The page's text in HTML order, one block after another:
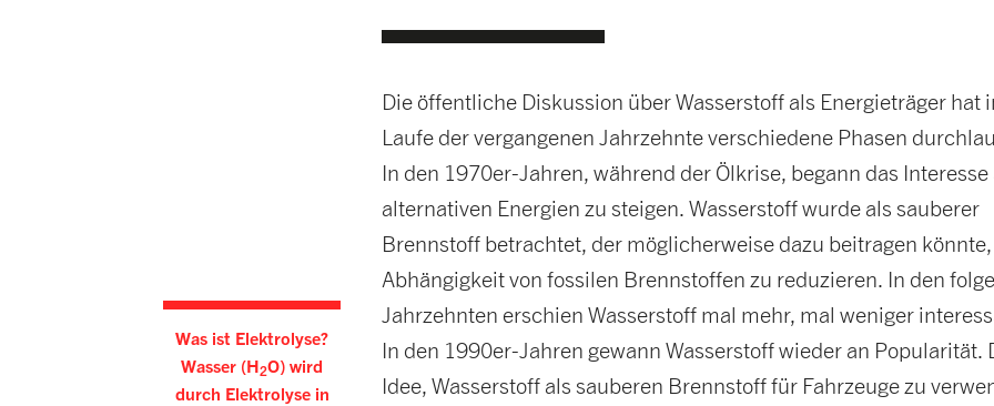
Was ist Elektrolyse?
Wasser (H2O) wird
durch Elektrolyse in
Die öffentliche Diskussion über Wasserstoff als Energieträger hat
Laufe der vergangenen Jahrzehnte verschiedene Phasen
In den 1970er-Jahren, während der Ölkrise, begann das Interesse
alternativen Energien zu steigen. Wasserstoff wurde als sauberer
Brennstoff betrachtet, der möglicherweise dazu beitragen
Abhängigkeit von fossilen Brennstoffen zu reduzieren. In den
Jahrzehnten erschien Wasserstoff mal mehr, mal weniger
In den 1990er-Jahren gewann Wasserstoff wieder an Popularität.
Idee, Wasserstoff als sauberen Brennstoff für Fahrzeuge zu